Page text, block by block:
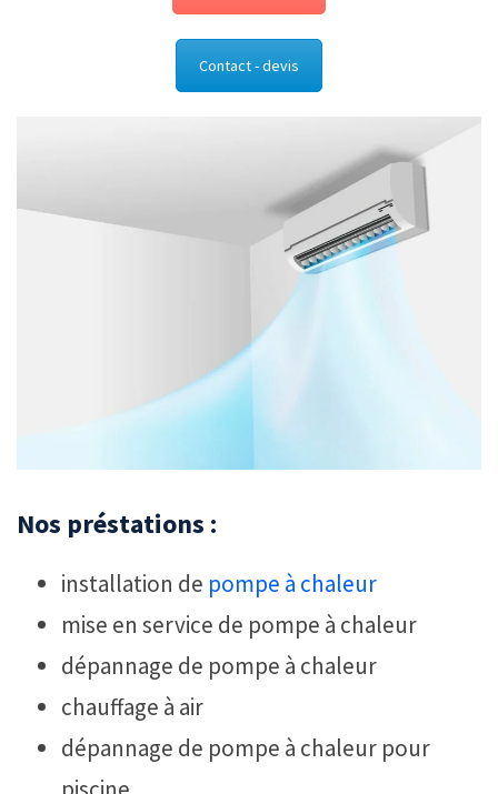
Contact - devis
Nos préstations :
installation de pompe à chaleur
mise en service de pompe à chaleur
dépannage de pompe à chaleur
chauffage à air
dépannage de pompe à chaleur pour